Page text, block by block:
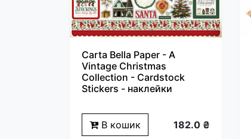
Carta Bella Paper - A
Vintage Christmas
Collection - Cardstock
Stickers - наклейки
В кошик 182.0 ₴